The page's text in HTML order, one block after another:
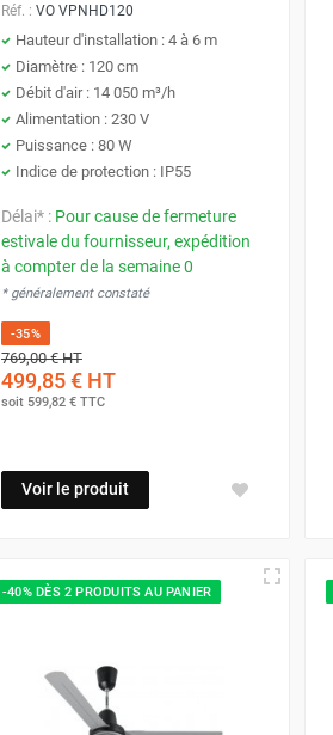
Réf. : VO VPNHD120
Hauteur d'installation : 4 à 6 m
Diamètre : 120 cm
Débit d'air : 14 050 m³/h
Alimentation : 230 V
Puissance : 80 W
Indice de protection : IP55
Délai* : Pour cause de fermeture
estivale du fournisseur, expédition
à compter de la semaine 0
* généralement constaté
-35%
769,00 €HT
499,85 €HT
soit 599,82 €TTC
Voir le produit
-40% DÈS 2 PRODUITS AU PANIER